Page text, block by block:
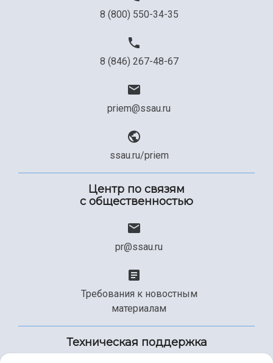
8 (800) 550-34-35
8 (846) 267-48-67
priem@ssau.ru
ssau.ru/priem
Центр по связям
с общественностью
pr@ssau.ru
Требования к новостным
материалам
Техническая поддержка